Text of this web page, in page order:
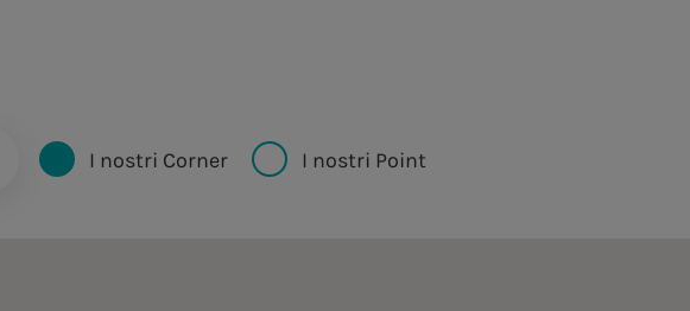
I nostri Corner I nostri Point